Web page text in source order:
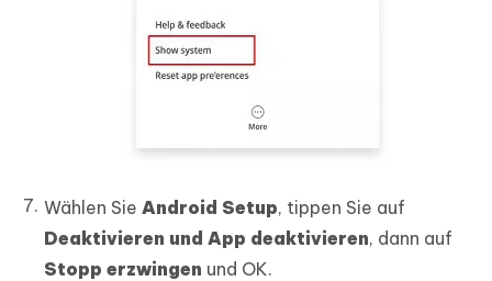
Wählen Sie Android Setup, tippen Sie auf
Deaktivieren und App deaktivieren, dann auf
Stopp erzwingen und OK.